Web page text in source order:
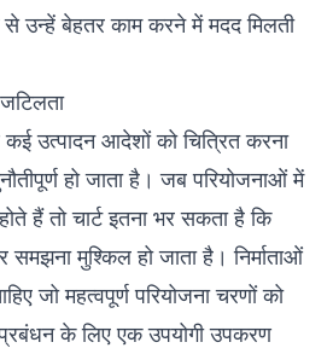
से उन्हें बेहतर काम करने में मदद मिलती
कई उत्पादन आदेशों को चित्रित करना
हो जाता है। जब परियोजनाओं में
हैं तो चार्ट इतना भर सकता है कि
मुश्किल हो जाता है। निर्माताओं
जो महत्वपूर्ण परियोजना चरणों को
के लिए एक उपयोगी उपकरण